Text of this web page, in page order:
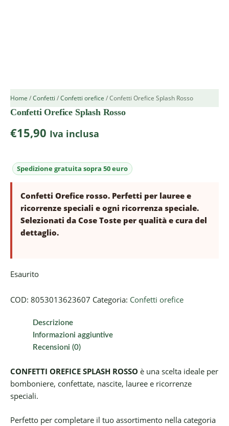
Home /Confetti /Confetti orefice / Confetti Orefice Splash Rosso
Confetti Orefice Splash Rosso
€15,90 Iva inclusa
Confetti Orefice rosso. Perfetti per lauree e
ricorrenze speciali e ogni ricorrenza speciale.
Selezionati da Cose Toste per qualità e cura del
dettaglio.
Esaurito
COD: 8053013623607 Categoria: Confetti orefice
Descrizione
Informazioni aggiuntive
Recensioni (0)
CONFETTI OREFICE SPLASH ROSSO è una scelta ideale per
bomboniere, confettate, nascite, lauree e ricorrenze
speciali.
Perfetto per completare il tuo assortimento nella categoria